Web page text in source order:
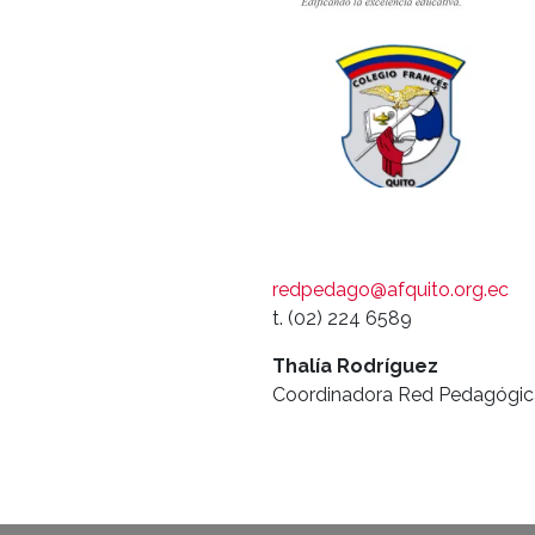
redpedago@afquito.org.ec
t. (02) 224 6589
Thalía Rodríguez
Coordinadora Red